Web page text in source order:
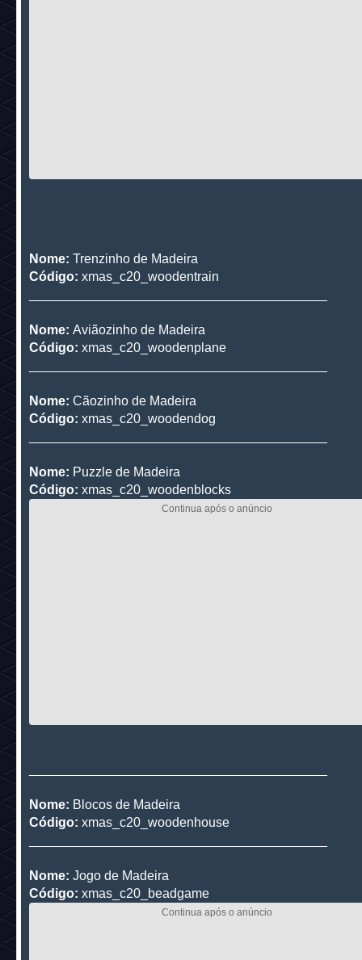
Nome: Trenzinho de Madeira
Código: xmas_c20_woodentrain
Nome: Aviãozinho de Madeira
Código: xmas_c20_woodenplane
Nome: Cãozinho de Madeira
Código: xmas_c20_woodendog
Nome: Puzzle de Madeira
Código: xmas_c20_woodenblocks
Nome: Blocos de Madeira
Código: xmas_c20_woodenhouse
Nome: Jogo de Madeira
Código: xmas_c20_beadgame